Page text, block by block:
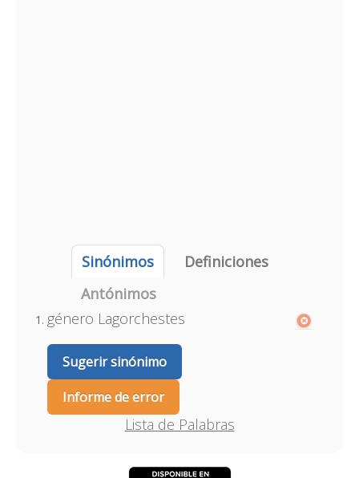
Sinónimos
Definiciones
Antónimos
género Lagorchestes
Sugerir sinónimo
Informe de error
Lista de Palabras